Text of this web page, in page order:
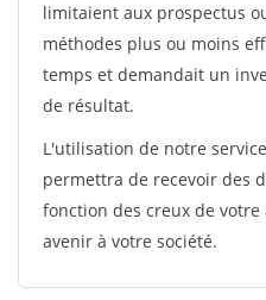
limitaient aux prospectus
méthodes plus ou moins
temps et demandait un
de résultat.
L'utilisation de notre
permettra de recevoir des
fonction des creux de
avenir à votre société.